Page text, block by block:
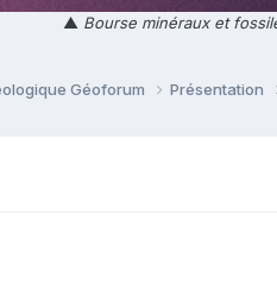
▲ Bourse minéraux et
Géoforum Présentation